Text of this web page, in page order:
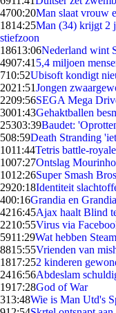
4700:20Man slaat vrouw
1814:25Man (34) krijgt 2
stiefzoon
18613:06Nederland wint
4907:41 5,4 miljoen
710:52Ubisoft kondigt
2021:51Jongen
2209:56SEGA Mega
3001:43Gehaktballen
25303:39Baudet:
508:59Death Stranding
1011:44Tetris battle-
1007:27Ontslag
1012:26Super Smash
2920:18Identiteit
400:16Grandia en
4216:45Ajax haalt Blind
2210:55Virus via
5911:29Wat hebben
8815:55Vrienden van
1817:252 kinderen
2416:56Abdeslam
1917:28God of War
313:48Wie is Man Utd's